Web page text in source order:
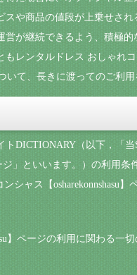
や商品の値段が上乗せさ
が継続できるよう、積極
レンタルドレス おしゃれ
て、長きに渡ってのご利
DICTIONARY（以下，「
」といいます。）の利用
シャス【osharekonnshasu】
】ページの利用に関わる一